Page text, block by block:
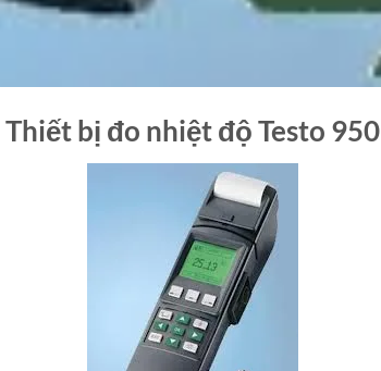
Thiết bị đo nhiệt độ Testo 950